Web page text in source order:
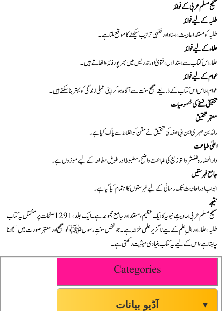
صحیح مسلم عربی کے فوائد
طلبہ کے لیے فوائد
طلبہ کو مستند احادیث، اسناد اور فقہی ترتیب سیکھنے کا موقع ملتا ہے۔
علماء کے لیے فوائد
علماء اس کتاب سے استدلال، فتویٰ اور تدریس میں بھرپور فائدہ اٹھاتے ہیں۔
عوام کے لیے فوائد
عوام الناس اس کتاب کے ذریعے صحیح سنت سے آگاہ ہو کر اپنی عملی زندگی کو بہتر بنا سکتے ہیں۔
تحقیقی نسخے کی خصوصیات
معتبر تحقیق
رائد بن صبری ابن ابی علفہ کی تحقیق نے متن کو اغلاط سے پاک کیا ہے۔
اعلیٰ طباعت
دارالحضارہ للنشر والتوزیع کی طباعت واضح، مضبوط اور طویل مطالعہ کے لیے موزوں ہے۔
جامع فہرستیں
ابواب اور احادیث تک رسائی کے لیے فہرستوں کا اہتمام کیا گیا ہے۔
نتیجہ
صحیح مسلم عربی احادیثِ نبویہ کا ایک عظیم، مستند اور جامع مجموعہ ہے۔ ایک جلد، 1291 صفحات پر مشتمل یہ کتاب
طلبہ، علماء اور اہلِ علم کے لیے ناگزیر علمی خزانہ ہے۔ جو شخص سنتِ رسول ﷺ کو صحیح اور معتبر صورت میں سمجھنا
چاہتا ہے، اس کے لیے یہ کتاب بنیادی حیثیت رکھتی ہے۔
Categories
آڈیو بیانات ▼